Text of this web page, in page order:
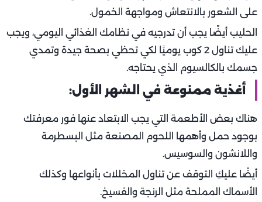
على الشعور بالانتعاش ومواجهة الخمول.
الحليب أيضًا يجب أن تدرجيه في نظامك الغذائي اليومي، ويجب
عليك تناول 2 كوب يوميًا لكي تحظي بصحة جيدة وتمدي
جسمك بالكالسيوم الذي يحتاجه.
أغذية ممنوعة في الشهر الأول:
هناك بعض الأطعمة التي يجب الابتعاد عنها فور معرفتك
بوجود حمل وأهمها اللحوم المصنعة مثل البسطرمة
واللانشون والسوسيس.
أيضًا عليكِ التوقف عن تناول المخللات بأنواعها وكذلك
الأسماك المملحة مثل الرنجة والفسيخ.